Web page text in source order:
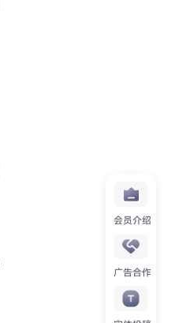
会员介绍
广告合作